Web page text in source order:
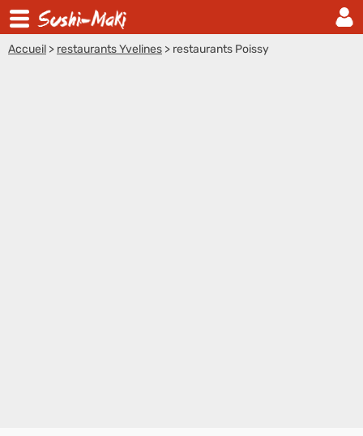
Accueil > restaurants Yvelines > restaurants Poissy